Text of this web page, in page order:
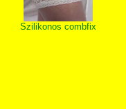
Szilikonos combfix